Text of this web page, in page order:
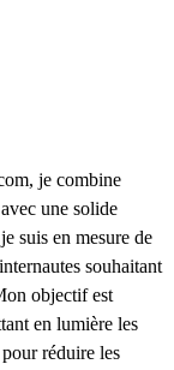
je combine
une solide
suis en mesure de
souhaitant
objectif est
en lumière les
réduire les